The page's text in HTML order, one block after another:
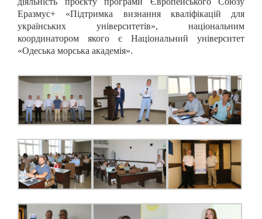
Еразмус+ «Підтримка визнання кваліфікацій для
українських університетів», національним
координатором якого є Національний університет
«Одеська морська академія».